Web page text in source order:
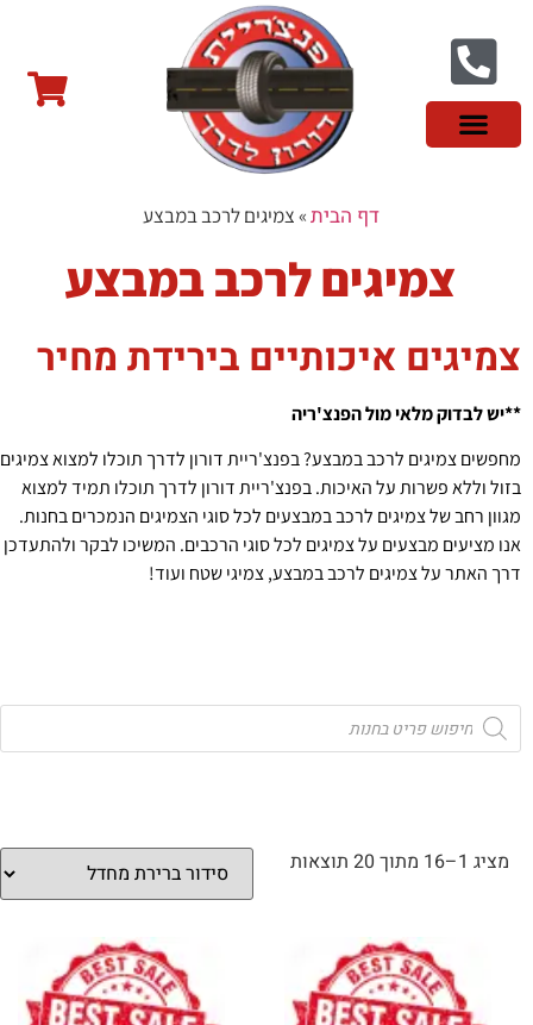
דף הבית»צמיגים לרכב במבצע
צמיגים לרכב במבצע
צמיגים איכותיים בירידת מחיר
**יש לבדוק מלאי מול הפנצ'ריה
מחפשים צמיגים לרכב במבצע? בפנצ'ריית דורון לדרך תוכלו למצוא צמיגים
בזול וללא פשרות על האיכות. בפנצ'ריית דורון לדרך תוכלו תמיד למצוא
מגוון רחב של צמיגים לרכב במבצעים לכל סוגי הצמיגים הנמכרים בחנות.
אנו מציעים מבצעים על צמיגים לכל סוגי הרכבים. המשיכו לבקר ולהתעדכן
דרך האתר על צמיגים לרכב במבצע, צמיגי שטח ועוד!
מציג 1–16 מתוך 20 תוצאות